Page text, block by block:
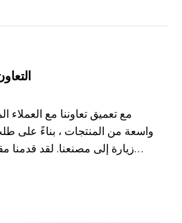
مع تعميق تعاوننا مع العملاء
واسعة من المنتجات ، بناءً على
زيارة إلى مصنعنا. لقد قدمنا